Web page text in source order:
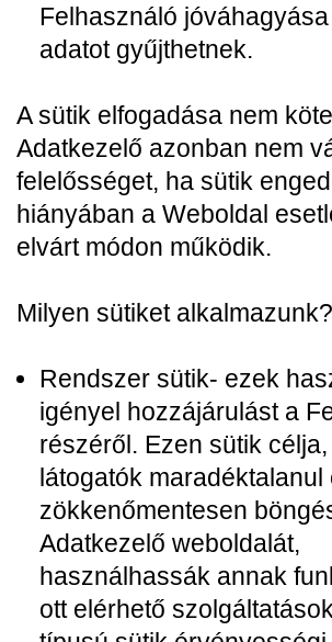
Felhasználó jóváhagyása
adatot gyűjthetnek.
A sütik elfogadása nem
Adatkezelő azonban nem
felelősséget, ha sütik
hiányában a Weboldal
elvárt módon működik.
Milyen sütiket alkalmazunk?
Rendszer sütik- ezek
igényel hozzájárulást a
részéről. Ezen sütik
látogatók maradéktalanul
zökkenőmentesen
Adatkezelő weboldalát,
használhassák annak
ott elérhető